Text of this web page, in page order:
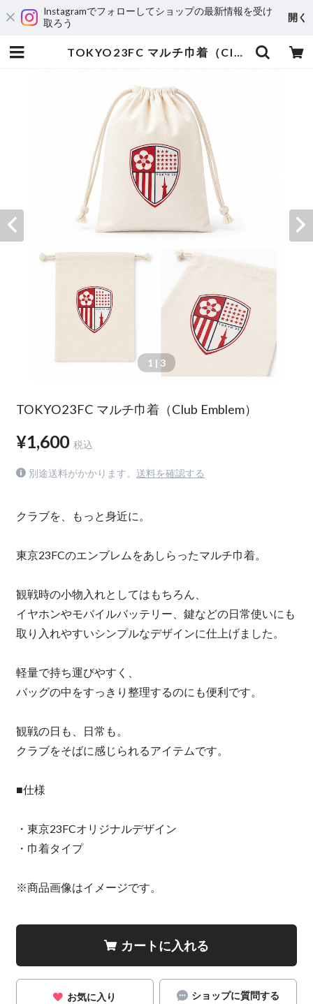
Instagramでフォローしてショップの最新情報を受け
取ろう
開く
TOKYO23FC マルチ巾着（Club Emblem） | tokyo23
1 | 3
TOKYO23FC マルチ巾着（Club Emblem）
¥1,600 税込
別途送料がかかります。 送料を確認する
クラブを、もっと身近に。
東京23FCのエンブレムをあしらったマルチ巾着。
観戦時の小物入れとしてはもちろん、
イヤホンやモバイルバッテリー、鍵などの日常使いにも
取り入れやすいシンプルなデザインに仕上げました。
軽量で持ち運びやすく、
バッグの中をすっきり整理するのにも便利です。
観戦の日も、日常も。
クラブをそばに感じられるアイテムです。
■仕様
・東京23FCオリジナルデザイン
・巾着タイプ
※商品画像はイメージです。
カートに入れる
お気に入り ショップに質問する